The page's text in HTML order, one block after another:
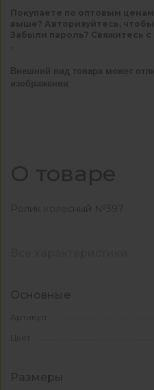
Покупаете по оптовым
выше? Авторизуйтесь,
Забыли пароль? Свяжитесь
Внешний вид товара может
изображении
О товаре
Ролик колесный №397
Основные
Артикул
Цвет
Размеры